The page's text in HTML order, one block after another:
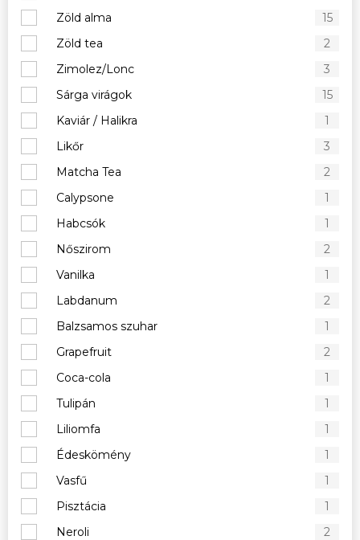
Zöld alma
15
Zöld tea
2
Zimolez/Lonc
3
Sárga virágok
15
Kaviár / Halikra
1
Likőr
3
Matcha Tea
2
Calypsone
1
Habcsók
1
Nőszirom
2
Vanilka
1
Labdanum
2
Balzsamos szuhar
1
Grapefruit
2
Coca-cola
1
Tulipán
1
Liliomfa
1
Édeskömény
1
Vasfű
1
Pisztácia
1
Neroli
2